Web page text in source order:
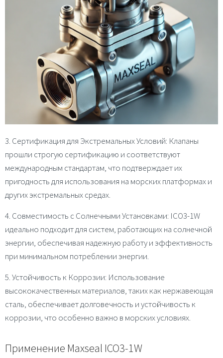
3. Сертификация для Экстремальных Условий: Клапаны
прошли строгую сертификацию и соответствуют
международным стандартам, что подтверждает их
пригодность для использования на морских платформах и
других экстремальных средах.
4. Совместимость с Солнечными Установками: ICO3-1W
идеально подходит для систем, работающих на солнечной
энергии, обеспечивая надежную работу и эффективность
при минимальном потреблении энергии.
5. Устойчивость к Коррозии: Использование
высококачественных материалов, таких как нержавеющая
сталь, обеспечивает долговечность и устойчивость к
коррозии, что особенно важно в морских условиях.
Применение Maxseal ICO3-1W